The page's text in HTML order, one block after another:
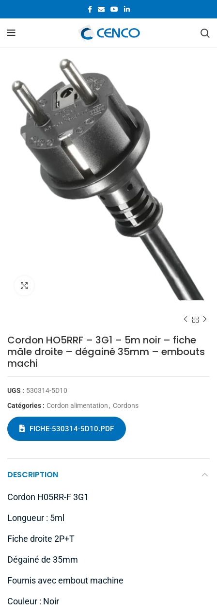
Cordon HO5RRF – 3G1 – 5m noir – fiche
mâle droite – dégainé 35mm – embouts
machi
UGS : 530314-5D10
Catégories : Cordon alimentation , Cordons
FICHE-530314-5D10.PDF
DESCRIPTION
Cordon H05RR-F 3G1
Longueur : 5ml
Fiche droite 2P+T
Dégainé de 35mm
Fournis avec embout machine
Couleur : Noir